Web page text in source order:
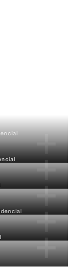
+
+
+
+
+